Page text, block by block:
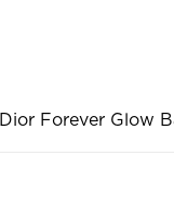
Dior Forever Glow